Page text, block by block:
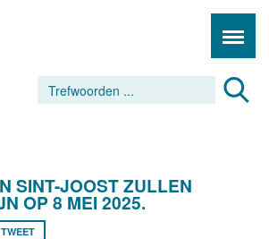
SINT-JOOST ZULLEN
OP 8 MEI 2025.
TWEET